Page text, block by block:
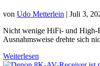
von Udo Metterlein | Juli 3,
Nicht wenige HiFi- und High-
Ausnahmsweise drehte sich
Weiterlesen